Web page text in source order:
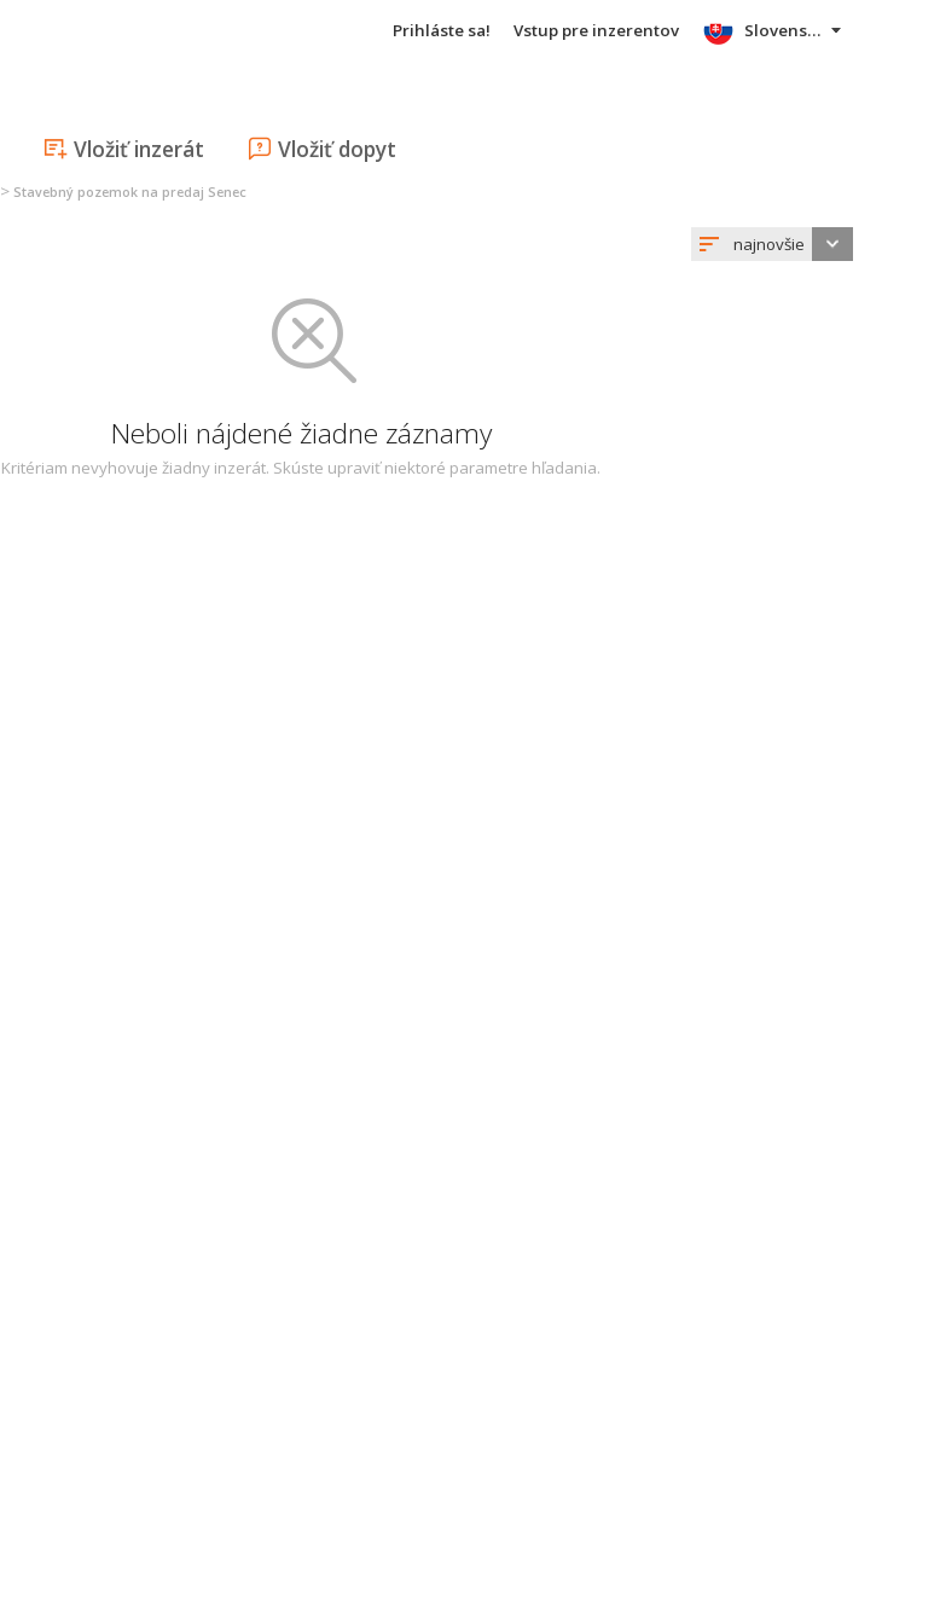
Prihláste sa! Vstup pre inzerentov
Vložiť inzerát Vložiť dopyt
Slovensky
> Stavebný pozemok na predaj Senec
najnovšie
Neboli nájdené žiadne záznamy
Kritériam nevyhovuje žiadny inzerát. Skúste upraviť niektoré parametre hľadania.